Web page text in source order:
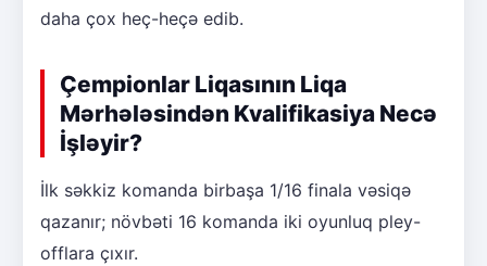
daha çox heç-heçə edib.
Çempionlar Liqasının Liqa
Mərhələsindən Kvalifikasiya Necə
İşləyir?
İlk səkkiz komanda birbaşa 1/16 finala vəsiqə
qazanır; növbəti 16 komanda iki oyunluq pley-
offlara çıxır.